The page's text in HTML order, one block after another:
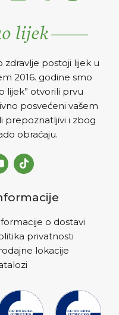
postoji lijek u
2016. godine smo
lijek” otvorili prvu
posvećeni vašem
prepoznatljivi i zbog
obraćaju.
o dostavi
privatnosti
lokacije